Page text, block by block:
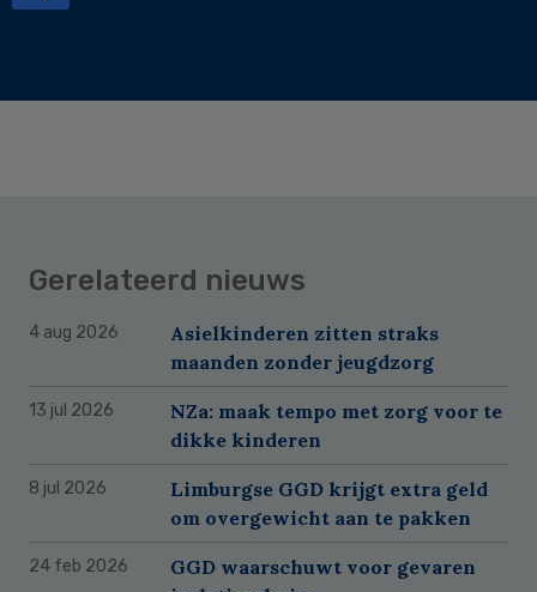
Gerelateerd nieuws
4 aug 2026
Asielkinderen zitten straks
maanden zonder jeugdzorg
13 jul 2026
NZa: maak tempo met zorg voor te
dikke kinderen
8 jul 2026
Limburgse GGD krijgt extra geld
om overgewicht aan te pakken
24 feb 2026
GGD waarschuwt voor gevaren